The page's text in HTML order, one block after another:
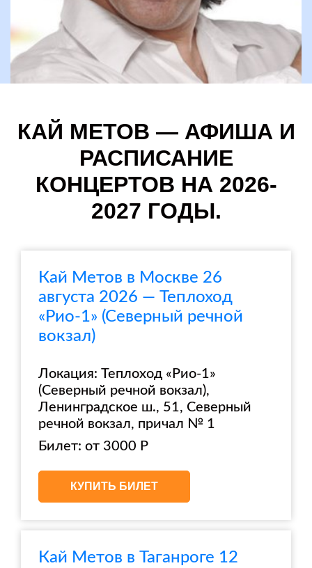
КАЙ МЕТОВ — АФИША И
РАСПИСАНИЕ
КОНЦЕРТОВ НА 2026-
2027 ГОДЫ.
Кай Метов в Москве 26
августа 2026 — Теплоход
«Рио-1» (Северный речной
вокзал)
Локация: Теплоход «Рио-1»
(Северный речной вокзал),
Ленинградское ш., 51, Северный
речной вокзал, причал № 1
Билет: от 3000 Р
КУПИТЬ БИЛЕТ
Кай Метов в Таганроге 12